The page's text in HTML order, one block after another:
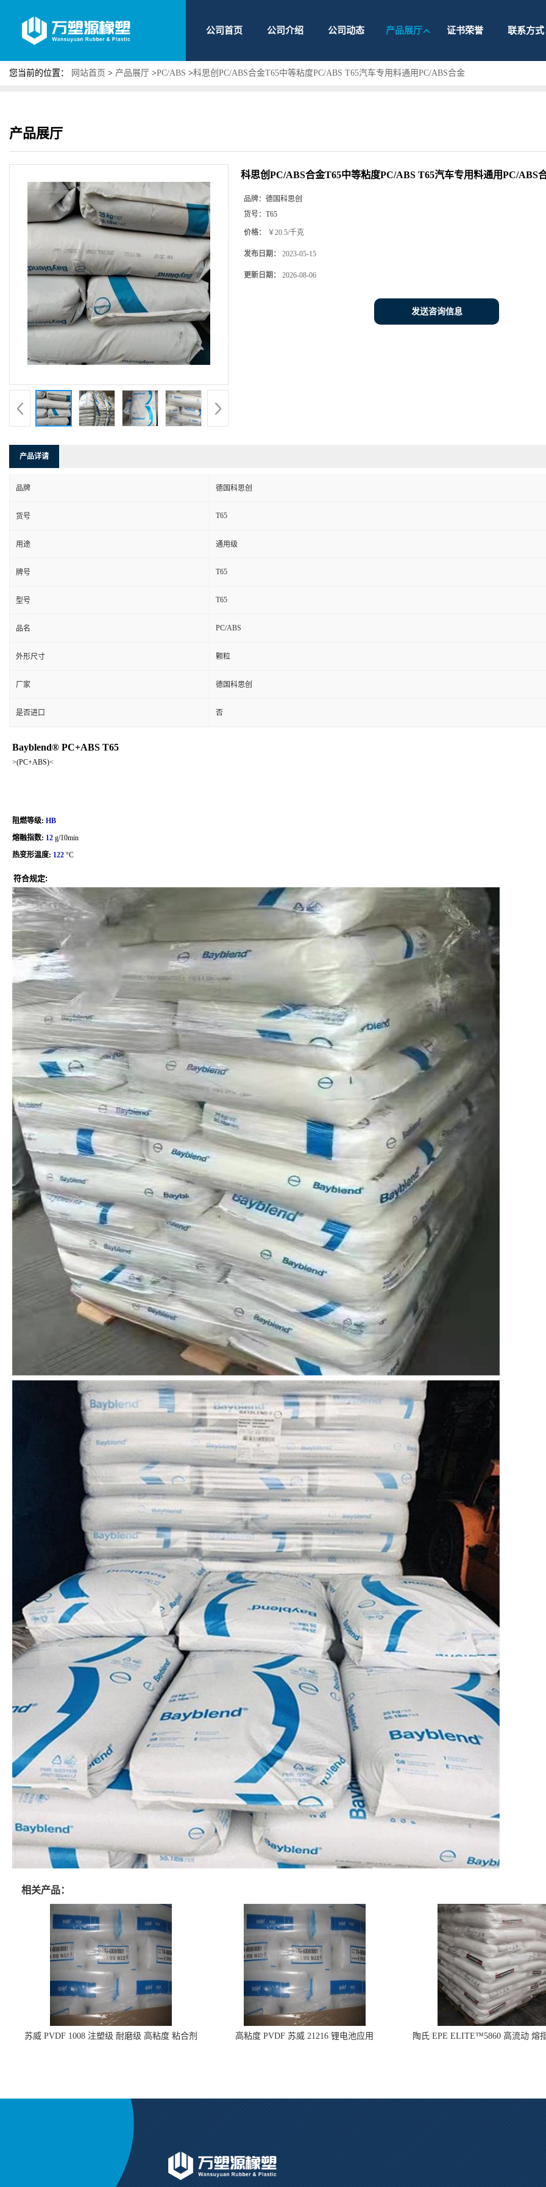
公司首页 公司介绍 公司动态 产品展厅 证书荣誉 联系方式
您当前的位置： 网站首页 > 产品展厅 >PC/ABS >科思创PC/ABS合金T65中等粘度PC/ABS T65汽车专用料通用PC/ABS合金
产品展厅
科思创PC/ABS合金T65中等粘度PC/ABS T65汽车专用料通用PC/ABS
品牌： 德国科思创
货号： T65
价格： ￥20.5/千克
发布日期： 2023-05-15
更新日期： 2026-08-06
发送咨询信息
产品详请
品牌 德国科思创
货号 T65
用途 通用级
牌号 T65
型号 T65
品名 PC/ABS
外形尺寸 颗粒
厂家 德国科思创
是否进口 否
Bayblend® PC+ABS T65
>(PC+ABS)<
阻燃等级: HB
熔融指数: 12 g/10min
热变形温度: 122 °C
符合规定:
相关产品：
苏威 PVDF 1008 注塑级 耐磨级 高粘度 粘合剂
高粘度 PVDF 苏威 21216 锂电池应用
陶氏 EPE ELITE™5860 高流动 熔